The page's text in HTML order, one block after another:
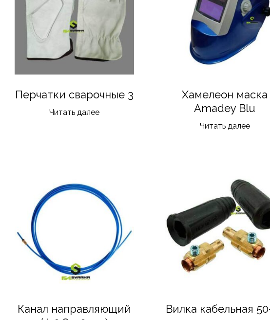
Перчатки сварочные 3
Читать далее
Хамелеон маска
Amadey Blu
Читать далее
Канал направляющий
Вилка кабельная